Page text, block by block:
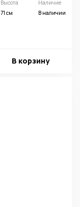
Высота
71 см
Наличие
В наличии
В корзину